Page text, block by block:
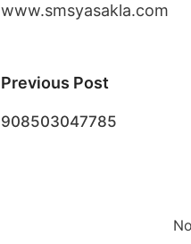
www.smsyasakla.com
Post
navigation
Previous Post
908503047785